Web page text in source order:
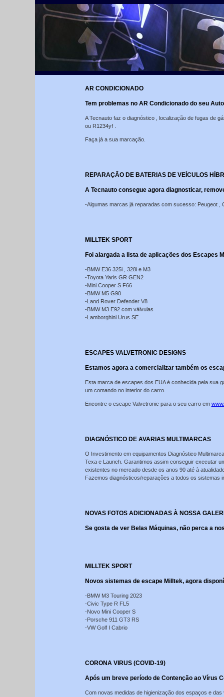
AR CONDICIONADO
Tem problemas no AR Condicionado do seu
A Tecnauto faz o diagnóstico , localização de fugas de
ou R1234yf .
Faça já a sua marcação.
REPARAÇÃO DE BATERIAS DE VEÍCULOS
A Tecnauto consegue agora diagnosticar,
-Algumas marcas já reparadas com sucesso: Peugeot ,
MILLTEK SPORT
Foi alargada a lista de aplicações dos Escapes
-BMW E36 325i , 328i e M3
-Toyota Yaris GR GEN2
-Mini Cooper S F66
-BMW M5 G90
-Land Rover Defender V8
-BMW M3 E92 com válvulas
-Lamborghini Urus SE
ESCAPES VALVETRONIC DESIGNS
Estamos agora a comercializar também os
Esta marca de escapes dos EUA é conhecida pela sua
um comando no interior do carro.
Encontre o escape Valvetronic para o seu carro em
DIAGNÓSTICO DE AVARIAS MULTIMARCAS
O Investimento em equipamentos Diagnóstico
Texa e Launch. Garantimos assim conseguir executar
existentes no mercado desde os anos 90 até à
Fazemos diagnósticos/reparações a todos os sistemas
NOVAS FOTOS ADICIONADAS À NOSSA
Se gosta de ver Belas Máquinas, não perca a
MILLTEK SPORT
Novos sistemas de escape Milltek, agora
-BMW M3 Touring 2023
-Civic Type R FL5
-Novo Mini Cooper S
-Porsche 911 GT3 RS
-VW Golf I Cabrio
CORONA VIRUS (COVID-19)
Após um breve período de Contenção ao Vírus
Com novas medidas de higienização dos espaços e